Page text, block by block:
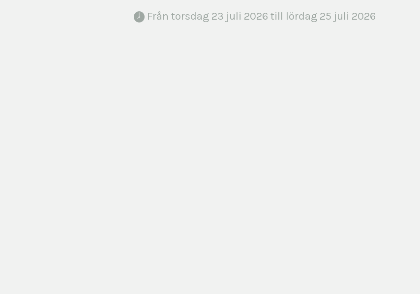
Från torsdag 23 juli 2026 till lördag 25 juli 2026